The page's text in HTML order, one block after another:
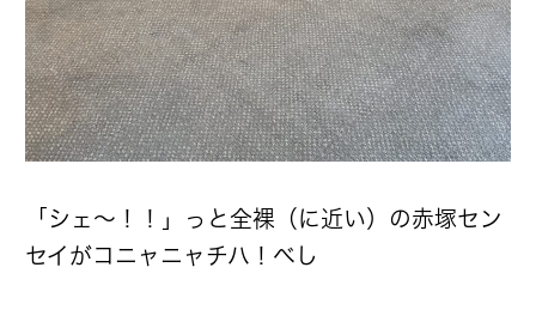
「シェ〜！！」っと全裸（に近い）の赤塚セン
セイがコニャニャチハ！べし